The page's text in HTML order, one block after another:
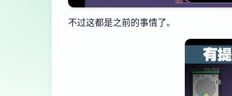
不过这都是之前的事情了。